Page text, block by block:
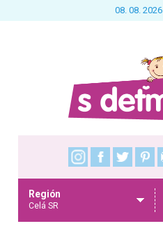
08. 08. 2026
Región
Celá SR